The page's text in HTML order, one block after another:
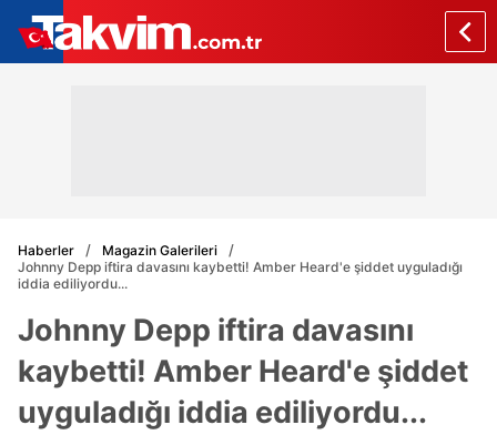
Haberler
Magazin Galerileri
Johnny Depp iftira davasını kaybetti! Amber Heard'e şiddet uyguladığı
iddia ediliyordu...
Johnny Depp iftira davasını
kaybetti! Amber Heard'e şiddet
uyguladığı iddia ediliyordu...